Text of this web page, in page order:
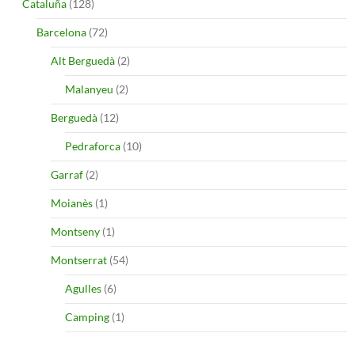
Cataluña (128)
Barcelona (72)
Alt Berguedà (2)
Malanyeu (2)
Berguedà (12)
Pedraforca (10)
Garraf (2)
Moianès (1)
Montseny (1)
Montserrat (54)
Agulles (6)
Camping (1)